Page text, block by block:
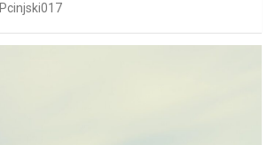
Pcinjski017